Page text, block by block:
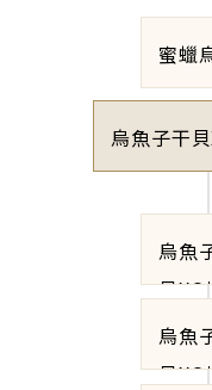
蜜蠟
烏魚子干
烏魚
貝
瓶裝
烏魚
貝